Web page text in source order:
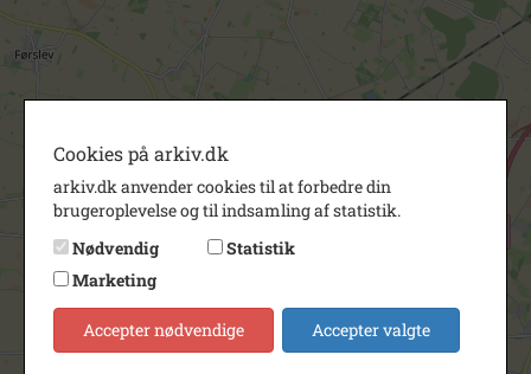
Cookies på arkiv.dk
arkiv.dk anvender cookies til at forbedre din
brugeroplevelse og til indsamling af statistik.
Nødvendig
Statistik
Marketing
Accepter nødvendige Accepter valgte